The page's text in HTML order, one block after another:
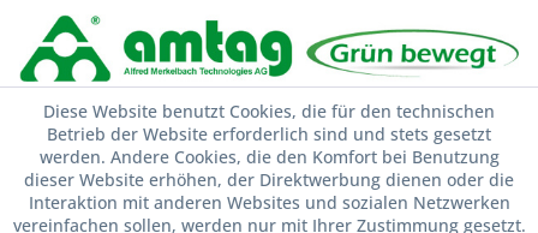
Diese Website benutzt Cookies, die für den technischen
Betrieb der Website erforderlich sind und stets gesetzt
werden. Andere Cookies, die den Komfort bei Benutzung
dieser Website erhöhen, der Direktwerbung dienen oder die
Interaktion mit anderen Websites und sozialen Netzwerken
vereinfachen sollen, werden nur mit Ihrer Zustimmung gesetzt.